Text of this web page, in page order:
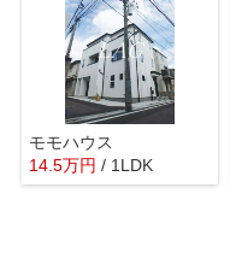
モモハウス
14.5万円 / 1LDK